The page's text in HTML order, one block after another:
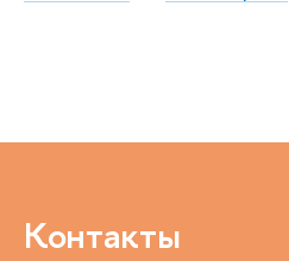
Контакты